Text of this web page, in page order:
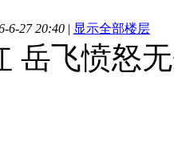
6-27 20:40 | 显示全部楼层
岳飞愤怒